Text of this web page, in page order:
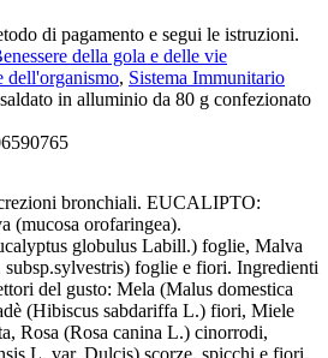
di pagamento e segui le istruzioni.
della gola e delle vie
dell'organismo, Sistema Immunitario
in alluminio da 80 g confezionato
bronchiali. EUCALIPTO:
(mucosa orofaringea).
globulus Labill.) foglie, Malva
foglie e fiori. Ingredienti
del gusto: Mela (Malus domestica
(Hibiscus sabdariffa L.) fiori, Miele
Rosa (Rosa canina L.) cinorrodi,
L. var. Dulcis) scorze, spicchi e fiori.